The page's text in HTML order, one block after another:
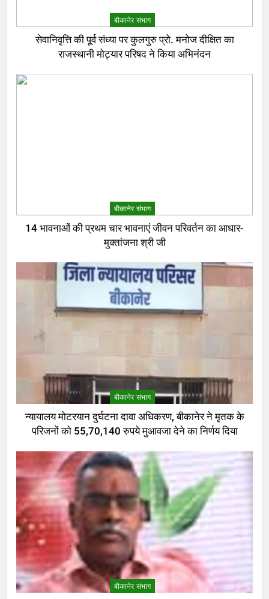
बीकानेर संभाग
सेवानिवृत्ति की पूर्व संध्या पर कुलगुरु प्रो. मनोज दीक्षित का
राजस्थानी मोट्यार परिषद ने किया अभिनंदन
बीकानेर संभाग
14 भावनाओं की प्रथम चार भावनाएं जीवन परिवर्तन का आधार-
मुक्तांजना श्री जी
बीकानेर संभाग
न्यायालय मोटरयान दुर्घटना दावा अधिकरण, बीकानेर ने मृतक के
परिजनों को 55,70,140 रुपये मुआवजा देने का निर्णय दिया
बीकानेर संभाग